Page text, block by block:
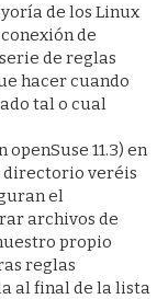
de los Linux
de
de reglas
hacer cuando
tal o cual
11.3) en
directorio veréis
el
archivos de
propio
reglas
al final de la lista